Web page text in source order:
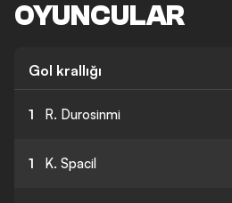
OYUNCULAR
Gol krallığı
1 R. Durosinmi
1 K. Spacil